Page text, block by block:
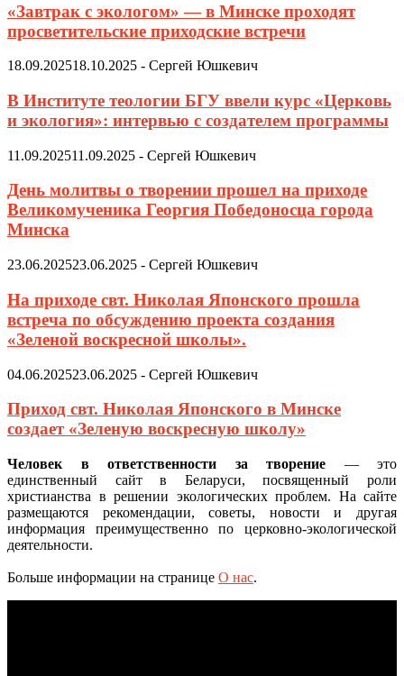
«Завтрак с экологом» — в Минске проходят
просветительские приходские встречи
18.09.202518.10.2025 - Сергей Юшкевич
В Институте теологии БГУ ввели курс «Церковь
и экология»: интервью с создателем программы
11.09.202511.09.2025 - Сергей Юшкевич
День молитвы о творении прошел на приходе
Великомученика Георгия Победоносца города
Минска
23.06.202523.06.2025 - Сергей Юшкевич
На приходе свт. Николая Японского прошла
встреча по обсуждению проекта создания
«Зеленой воскресной школы».
04.06.202523.06.2025 - Сергей Юшкевич
Приход свт. Николая Японского в Минске
создает «Зеленую воскресную школу»
Человек в ответственности за творение — это
единственный сайт в Беларуси, посвященный роли
христианства в решении экологических проблем. На сайте
размещаются рекомендации, советы, новости и другая
информация преимущественно по церковно-экологической
деятельности.
Больше информации на странице О нас.